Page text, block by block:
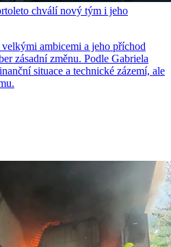
chválí nový tým i jeho
ambicemi a jeho příchod
zásadní změnu. Podle Gabriela
situace a technické zázemí, ale